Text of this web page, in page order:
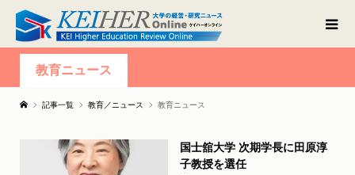
教育ニュース
記事一覧 教育／ニュース 教育ニュース
国士舘大学 次期学長に田原淳
子教授を選任